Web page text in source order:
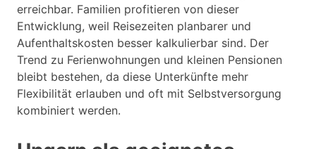
erreichbar. Familien profitieren von dieser
Entwicklung, weil Reisezeiten planbarer und
Aufenthaltskosten besser kalkulierbar sind. Der
Trend zu Ferienwohnungen und kleinen Pensionen
bleibt bestehen, da diese Unterkünfte mehr
Flexibilität erlauben und oft mit Selbstversorgung
kombiniert werden.